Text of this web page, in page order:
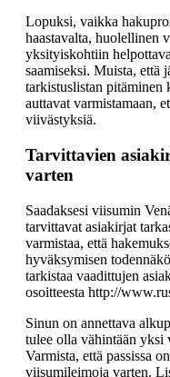
Lopuksi, vaikka
haastavalta, huolellinen
yksityiskohtiin
saamiseksi. Muista, että
tarkistuslistan pitäminen
auttavat varmistamaan,
viivästyksiä.
Tarvittavien
varten
Saadaksesi viisumin
tarvittavat asiakirjat
varmistaa, että
hyväksymisen
tarkistaa vaadittujen
osoitteesta http://
Sinun on annettava
tulee olla vähintään yksi
Varmista, että passissa
viisumileimoja varten.